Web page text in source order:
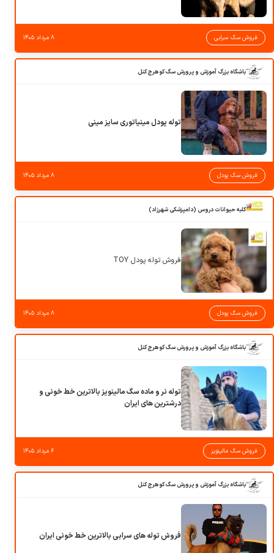
فروش سگ سرابی ۸ مرداد ۱۴۰۵
باشگاه بزرگ آموزش و پرورش سگ کوهرج کنل
توله پودل مینیاتوری سایز مینی
فروش سگ پودل ۸ مرداد ۱۴۰۵
کلبه حیوانات دروس (دامپزشکی شهرزاد)
فروش توله پودل TOY
فروش سگ پودل ۸ مرداد ۱۴۰۵
باشگاه بزرگ آموزش و پرورش سگ کوهرج کنل
توله نر و ماده سگ مالینویز بالاترین خط خونی و
درشترین های ایران
فروش سگ مالینویز ۶ مرداد ۱۴۰۵
باشگاه بزرگ آموزش و پرورش سگ کوهرج کنل
فروش توله های سرابی بالاترین خط خونی ایران